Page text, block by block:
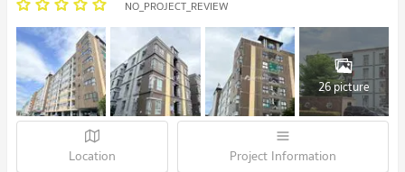
NO_PROJECT_REVIEW
26 picture
Location Project Information